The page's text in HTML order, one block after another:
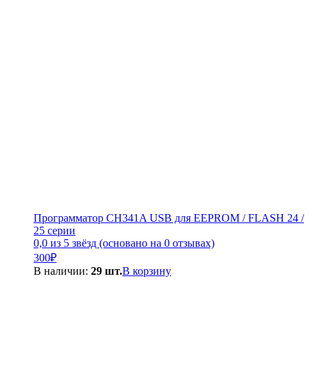
Программатор CH341A USB для EEPROM / FLASH 24 /
25 серии
0,0 из 5 звёзд (основано на 0 отзывах)
300₽
В наличии: 29 шт.В корзину